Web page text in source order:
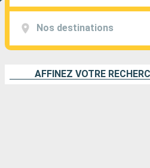
Nos destinations
AFFINEZ VOTRE